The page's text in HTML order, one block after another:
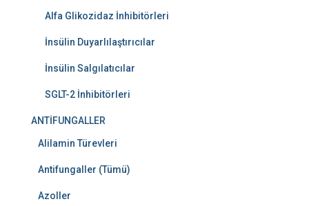
Alfa Glikozidaz İnhibitörleri
İnsülin Duyarlılaştırıcılar
İnsülin Salgılatıcılar
SGLT-2 İnhibitörleri
ANTİFUNGALLER
Alilamin Türevleri
Antifungaller (Tümü)
Azoller